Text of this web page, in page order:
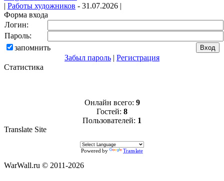
| Работы художников - 31.07.2026 |
Форма входа
Логин:
Пароль:
запомнить
Забыл пароль | Регистрация
Статистика
Онлайн всего: 9
Гостей: 8
Пользователей: 1
Translate Site
Powered by Translate
WarWall.ru © 2011-2026